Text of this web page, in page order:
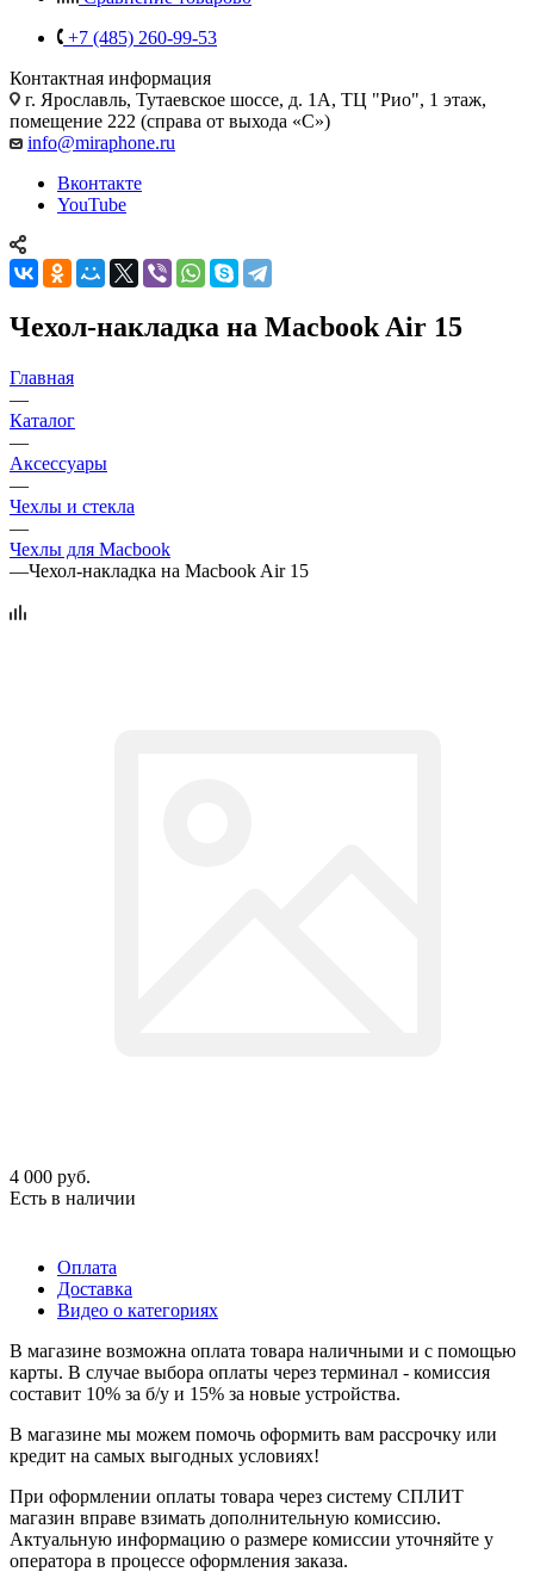
+7 (485) 260-99-53
Контактная информация
г. Ярославль, Тутаевское шоссе, д. 1А, ТЦ "Рио", 1 этаж,
помещение 222 (справа от выхода «С»)
info@miraphone.ru
Вконтакте
YouTube
Чехол-накладка на Macbook Air 15
Главная
—
Каталог
—
Аксессуары
—
Чехлы и стекла
—
Чехлы для Macbook
—Чехол-накладка на Macbook Air 15
4 000 руб.
Есть в наличии
Оплата
Доставка
Видео о категориях
В магазине возможна оплата товара наличными и с помощью
карты. В случае выбора оплаты через терминал - комиссия
составит 10% за б/у и 15% за новые устройства.
В магазине мы можем помочь оформить вам рассрочку или
кредит на самых выгодных условиях!
При оформлении оплаты товара через систему СПЛИТ
магазин вправе взимать дополнительную комиссию.
Актуальную информацию о размере комиссии уточняйте у
оператора в процессе оформления заказа.